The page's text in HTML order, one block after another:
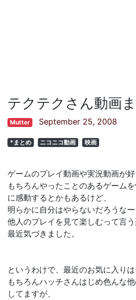
テクテクさん動画ま
Mutter September 25, 2008
*まとめ ニコニコ動画 映画
ゲームのプレイ動画や実況動画が好
もちろんやったことのあるゲーム
に感動するとかもあるけど、
明らかに自分はやらないだろうなー
他人のプレイを見て楽しむって言
最近気づきました。
というわけで、最近のお気に入りは
もちろんハッチさんはじめ色んな
してますが、